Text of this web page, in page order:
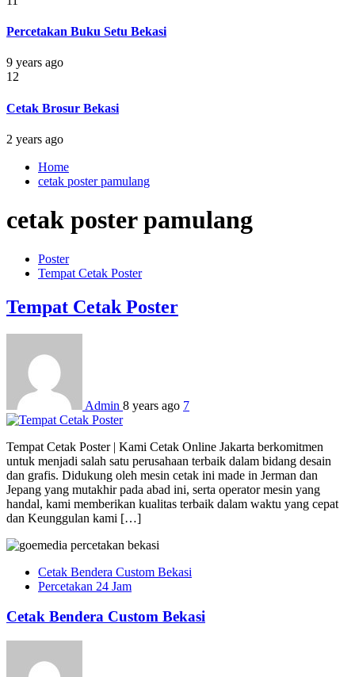
Percetakan Buku Setu Bekasi
9 years ago
12
Cetak Brosur Bekasi
2 years ago
Home
cetak poster pamulang
cetak poster pamulang
Poster
Tempat Cetak Poster
Tempat Cetak Poster
Admin 8 years ago 7
Tempat Cetak Poster | Kami Cetak Online Jakarta berkomitmen
untuk menjadi salah satu perusahaan terbaik dalam bidang desain
dan grafis. Didukung oleh mesin cetak ini made in Jerman dan
Jepang yang mutakhir pada abad ini, serta operator mesin yang
handal, kami memberikan kualitas terbaik dalam waktu yang cepat
dan Keunggulan kami […]
Cetak Bendera Custom Bekasi
Percetakan 24 Jam
Cetak Bendera Custom Bekasi